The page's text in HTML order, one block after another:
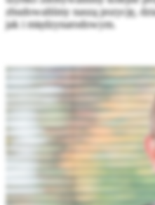
zbudowaliśmy naszą pozycję,
jak i międzynarodowym.